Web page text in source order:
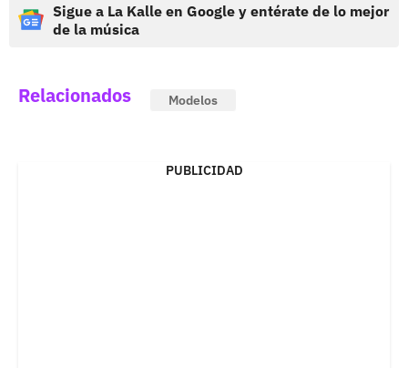
Sigue a La Kalle en Google y entérate de lo mejor
de la música
Relacionados Modelos
PUBLICIDAD